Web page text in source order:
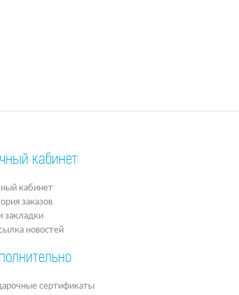
кабинет
кабинет
заказов
закладки
новостей
сертификаты